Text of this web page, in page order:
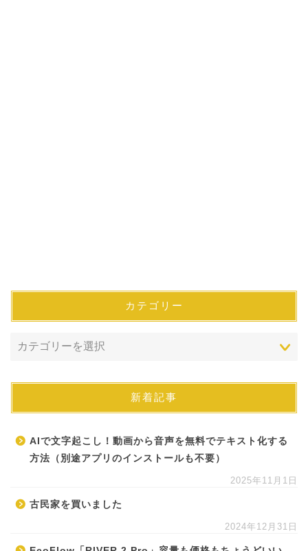
カテゴリー
新着記事
AIで文字起こし！動画から音声を無料でテキスト化する
方法（別途アプリのインストールも不要）
2025年11月1日
古民家を買いました
2024年12月31日